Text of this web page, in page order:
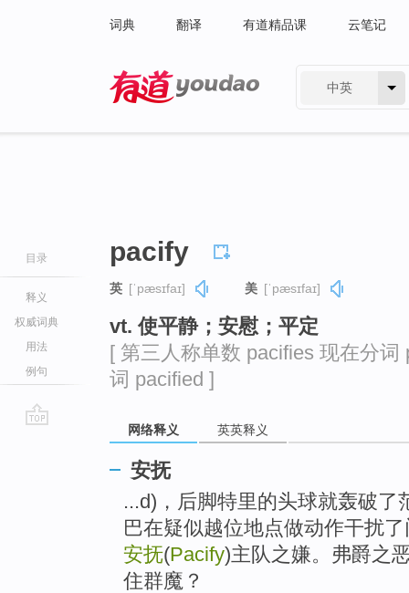
词典 翻译 有道精品课 云笔记
中英
目录
释义
权威词典
用法
例句
pacify
英 [ˈpæsɪfaɪ] 美 [ˈpæsɪfaɪ]
vt. 使平静；安慰；平定
[ 第三人称单数 pacifies 现在分
词 pacified ]
网络释义 英英释义
安抚
...d)，后脚特里的头球就轰破
巴在疑似越位地点做动作干扰
安抚(Pacify)主队之嫌。弗爵之
住群魔？